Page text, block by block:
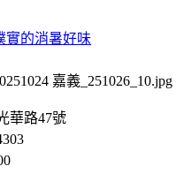
實的消暑好味
華路47號